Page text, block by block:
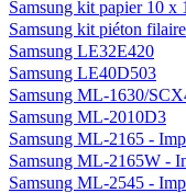
Samsung kit papier 10 x
Samsung kit piéton
Samsung LE32E420
Samsung LE40D503
Samsung ML-1630/
Samsung ML-2010D3
Samsung ML-2165 -
Samsung ML-2165W -
Samsung ML-2545 -